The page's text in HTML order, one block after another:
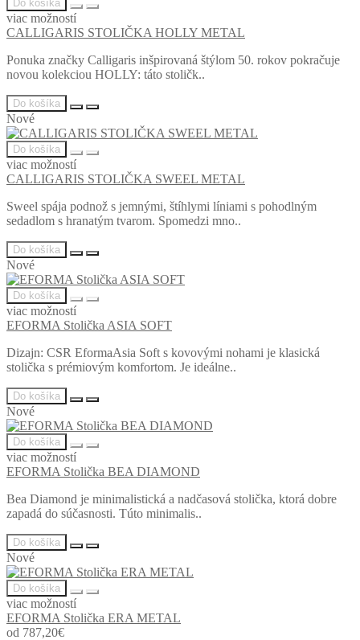
Do košíka
viac možností
CALLIGARIS STOLIČKA HOLLY METAL
Ponuka značky Calligaris inšpirovaná štýlom 50. rokov pokračuje
novou kolekciou HOLLY: táto stoličk..
Do košíka
Nové
Do košíka
viac možností
CALLIGARIS STOLIČKA SWEEL METAL
Sweel spája podnož s jemnými, štíhlymi líniami s pohodlným
sedadlom s hranatým tvarom. Spomedzi mno..
Do košíka
Nové
Do košíka
viac možností
EFORMA Stolička ASIA SOFT
Dizajn: CSR EformaAsia Soft s kovovými nohami je klasická
stolička s prémiovým komfortom. Je ideálne..
Do košíka
Nové
Do košíka
viac možností
EFORMA Stolička BEA DIAMOND
Bea Diamond je minimalistická a nadčasová stolička, ktorá dobre
zapadá do súčasnosti. Túto minimalis..
Do košíka
Nové
Do košíka
viac možností
EFORMA Stolička ERA METAL
od 787,20€